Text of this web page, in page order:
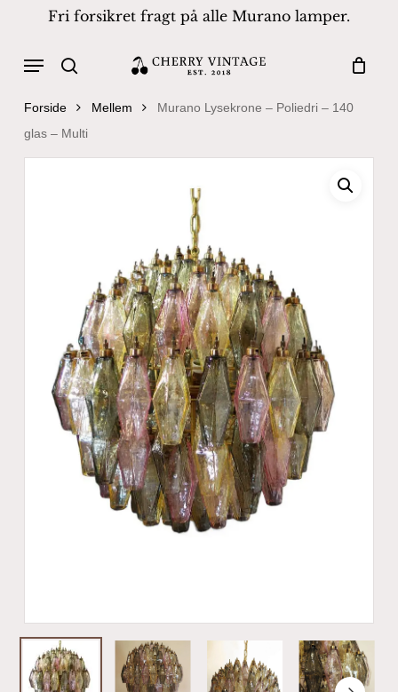
content
Fri forsikret fragt på alle Murano lamper.
Productssearch
Menu
Forside Mellem
Murano Lysekrone – Poliedri – 140
glas – Multi